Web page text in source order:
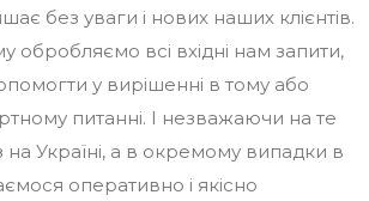
без уваги і нових наших клієнтів.
обробляємо всі вхідні нам запити,
у вирішенні в тому або
питанні. І незважаючи на те
на Україні, а в окремому випадки в
оперативно і якісно